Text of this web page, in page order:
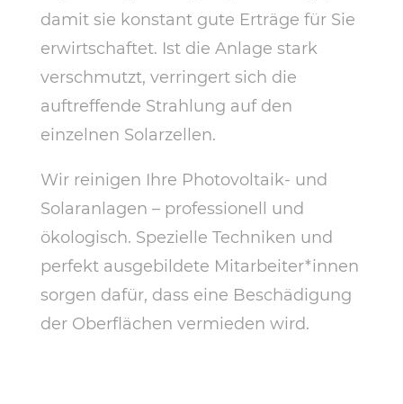
damit sie konstant gute Erträge für Sie
erwirtschaftet. Ist die Anlage stark
verschmutzt, verringert sich die
auftreffende Strahlung auf den
einzelnen Solarzellen.
Wir reinigen Ihre Photovoltaik- und
Solaranlagen – professionell und
ökologisch. Spezielle Techniken und
perfekt ausgebildete Mitarbeiter*innen
sorgen dafür, dass eine Beschädigung
der Oberflächen vermieden wird.